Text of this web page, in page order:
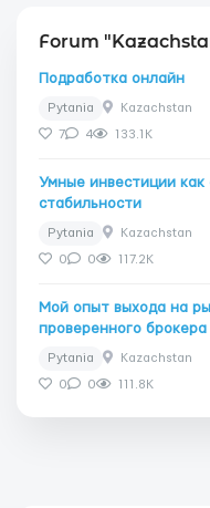
Forum
Подработка онлайн
Pytania Kazachstan
7 4 133.1K
Умные инвестиции
стабильности
Pytania Kazachstan
0 0 117.2K
Мой опыт выхода на
проверенного брокера
Pytania Kazachstan
0 0 111.8K